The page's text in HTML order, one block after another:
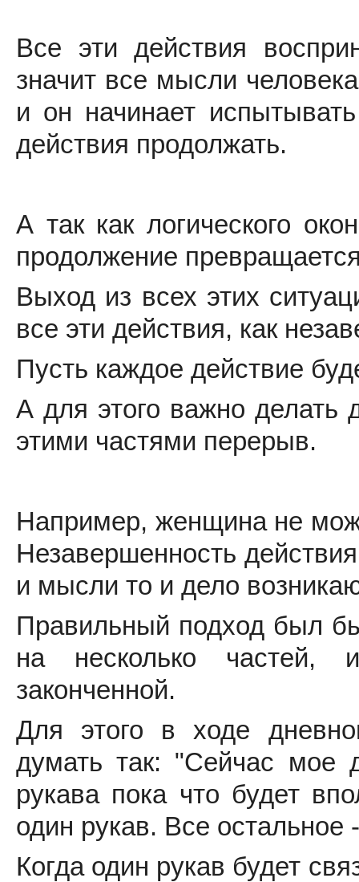
Все эти действия
значит все мысли
и он начинает
действия продолжать.
А так как логического
продолжение
Выход из всех этих
все эти действия, как
Пусть каждое действие
А для этого важно делать
этими частями перерыв.
Например, женщина не
Незавершенность
и мысли то и дело
Правильный подход был
на несколько частей,
законченной.
Для этого в ходе
думать так: "Сейчас мое
рукава пока что будет
один рукав. Все остальное
Когда один рукав будет